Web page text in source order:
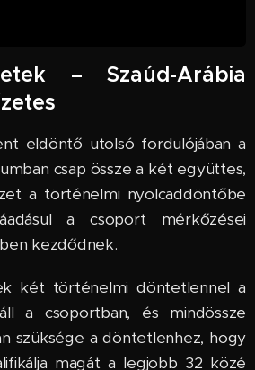
– Szaúd-Arábia
eldöntő utolsó fordulójában a
csap össze a két együttes,
a történelmi nyolcaddöntőbe
a csoport mérkőzései
kezdődnek.
két történelmi döntetlennel a
a csoportban, és mindössze
szüksége a döntetlenhez, hogy
magát a legjobb 32 közé